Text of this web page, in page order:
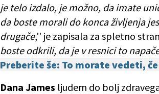
je telo izdalo, je možno, da imate
da boste morali do konca življenja
drugače,'' je zapisala za spletno
boste odkrili, da je v resnici to
Preberite še: To morate vedeti,
Dana James ljudem do bolj